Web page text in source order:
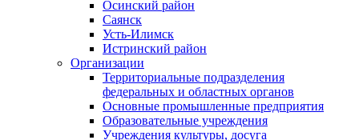
Осинский район
Саянск
Усть-Илимск
Истринский район
Организации
Территориальные подразделения
федеральных и областных органов
Основные промышленные предприятия
Образовательные учреждения
Учреждения культуры, досуга